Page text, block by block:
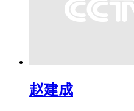
赵建成